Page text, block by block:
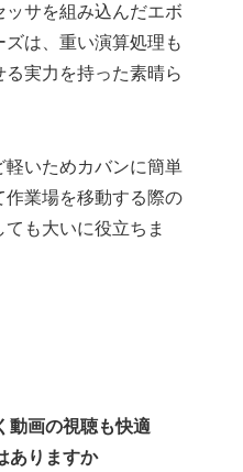
ッサを組み込んだエボ
は、重い演算処理も
実力を持った素晴ら
いためカバンに簡単
作業場を移動する際の
も大いに役立ちま
動画の視聴も快適
ありますか